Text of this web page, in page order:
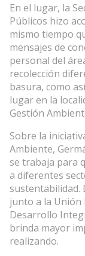
En el lugar, la
Públicos hizo
mismo tiempo
mensajes de
personal del
recolección
basura, como
lugar en la
Gestión
Sobre la
Ambiente,
se trabaja para
a diferentes
sustentabilidad.
junto a la Unión
Desarrollo
brinda mayor
realizando.